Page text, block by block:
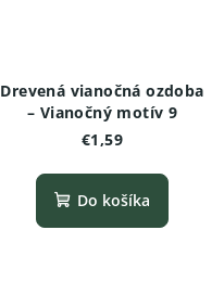
Drevená vianočná ozdoba
– Vianočný motív 9
€1,59
Do košíka